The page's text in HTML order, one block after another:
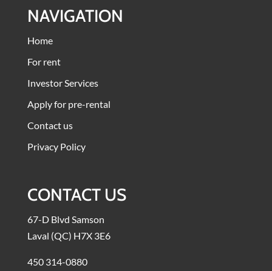
NAVIGATION
Home
For rent
Investor Services
Apply for pre-rental
Contact us
Privacy Policy
CONTACT US
67-D Blvd Samson
Laval (QC) H7X 3E6
450 314-0880